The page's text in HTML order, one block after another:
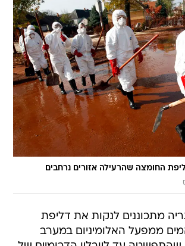
החומצה שהרעילה אזורים נרחבים
מתכוננים לנקות את דליפת
ממפעל האלומיניום במערב